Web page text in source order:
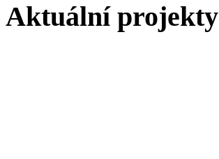
Aktuální projekty